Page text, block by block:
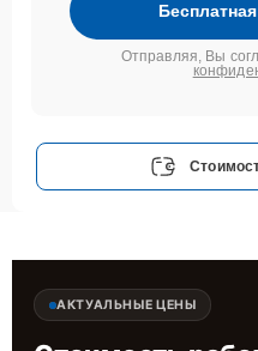
Отправляя, Вы
АКТУАЛЬНЫЕ ЦЕНЫ